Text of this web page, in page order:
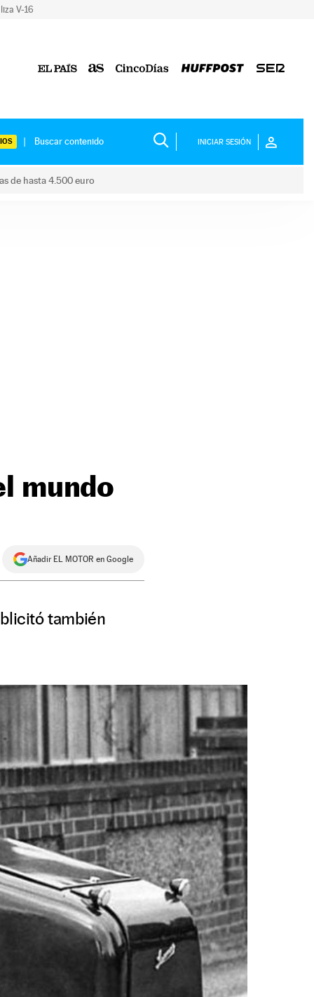
V-16
INICIAR SESIÓN
de hasta 4.500 euro
mundo
Añadir EL MOTOR en Google
también